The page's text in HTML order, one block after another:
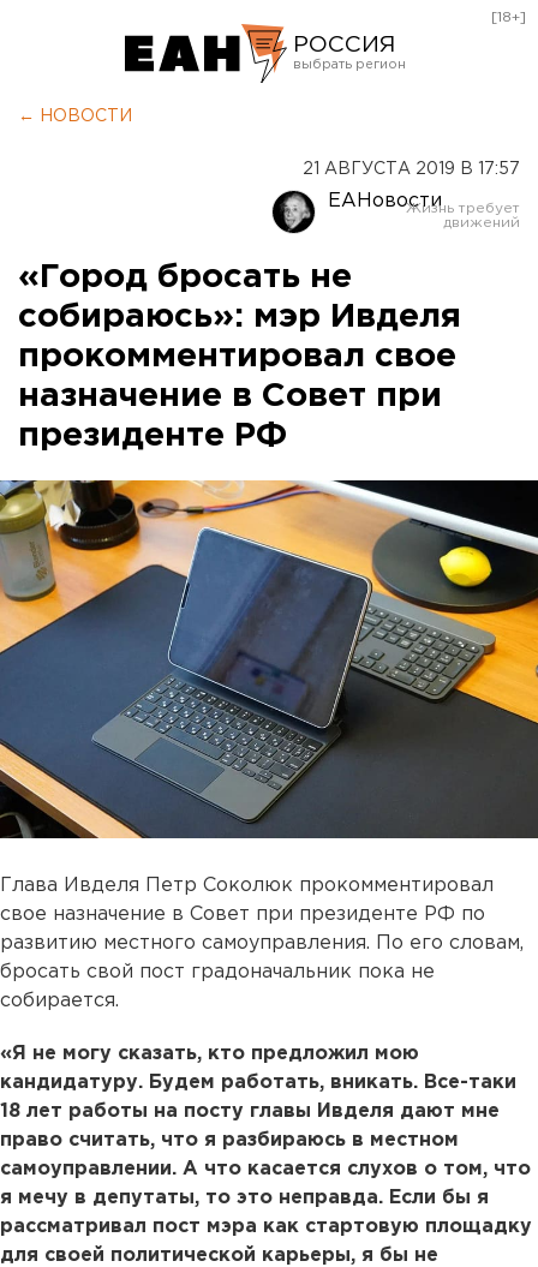
РОССИЯ
Оренбург
[18+]
← НОВОСТИ
21 АВГУСТА 2019 В 17:57
ЕАНовости
«Город бросать не
собираюсь»: мэр Ивделя
прокомментировал свое
назначение в Совет при
президенте РФ
Глава Ивделя Петр Соколюк прокомментировал
свое назначение в Совет при президенте РФ по
развитию местного самоуправления. По его словам,
бросать свой пост градоначальник пока не
собирается.
«Я не могу сказать, кто предложил мою
кандидатуру. Будем работать, вникать. Все-таки
18 лет работы на посту главы Ивделя дают мне
право считать, что я разбираюсь в местном
самоуправлении. А что касается слухов о том, что
я мечу в депутаты, то это неправда. Если бы я
рассматривал пост мэра как стартовую площадку
для своей политической карьеры, я бы не